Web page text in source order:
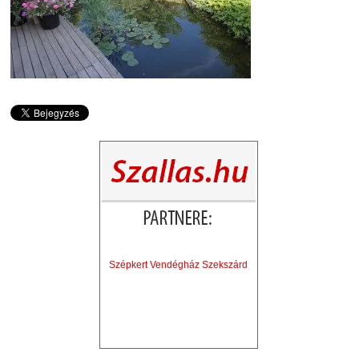
Szépkert Vendégház Szekszárd